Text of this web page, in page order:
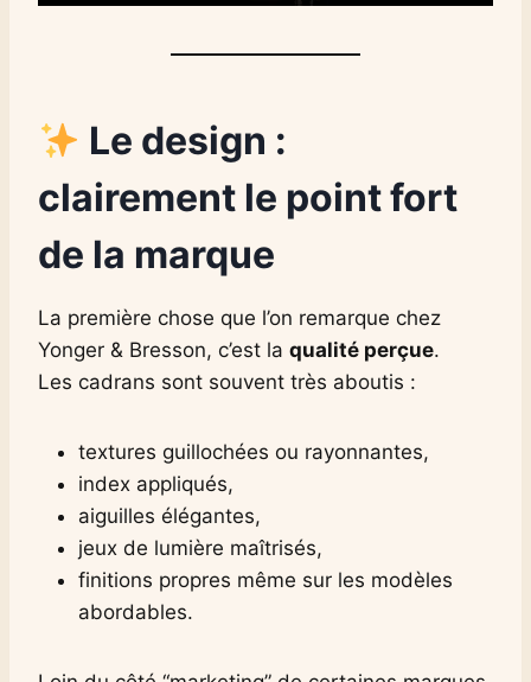
Le design :
clairement le point fort
de la marque
La première chose que l’on remarque chez
Yonger & Bresson, c’est la qualité perçue.
Les cadrans sont souvent très aboutis :
textures guillochées ou rayonnantes,
index appliqués,
aiguilles élégantes,
jeux de lumière maîtrisés,
finitions propres même sur les modèles
abordables.